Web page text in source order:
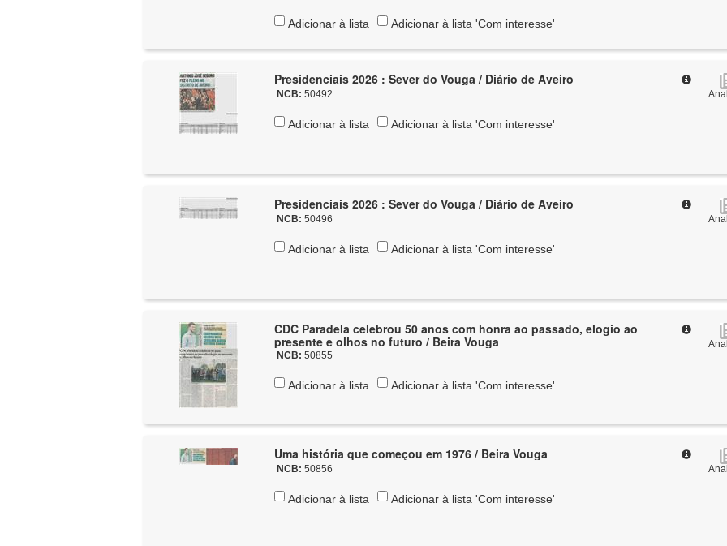
Adicionar à lista Adicionar à lista 'Com interesse'
Presidenciais 2026 : Sever do Vouga / Diário de Aveiro
NCB:50492
Adicionar à lista Adicionar à lista 'Com interesse'
Presidenciais 2026 : Sever do Vouga / Diário de Aveiro
NCB:50496
Adicionar à lista Adicionar à lista 'Com interesse'
CDC Paradela celebrou 50 anos com honra ao passado, elogio ao
presente e olhos no futuro / Beira Vouga
NCB:50855
Adicionar à lista Adicionar à lista 'Com interesse'
Uma história que começou em 1976 / Beira Vouga
NCB:50856
Adicionar à lista Adicionar à lista 'Com interesse'